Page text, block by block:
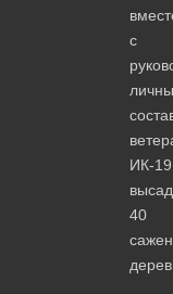
с
ИК-19
40